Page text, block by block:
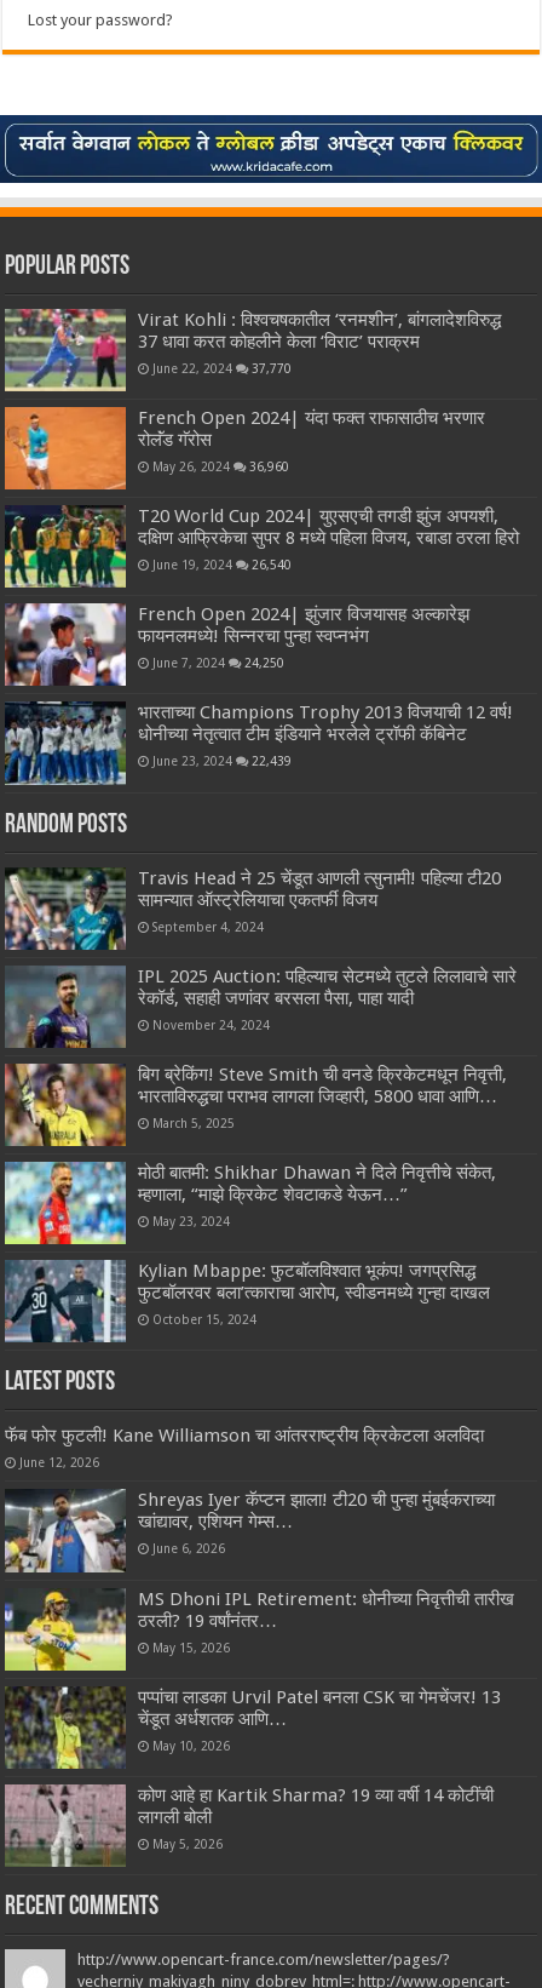
Lost your password?
Popular Posts
Virat Kohli : विश्वचषकातील ‘रनमशीन’, बांगलादेशविरुद्ध
37 धावा करत कोहलीने केला ‘विराट’ पराक्रम
June 22, 2024 37,770
French Open 2024| यंदा फक्त राफासाठीच भरणार
रोलॅंड गॅरोस
May 26, 2024 36,960
T20 World Cup 2024| युएसएची तगडी झुंज अपयशी,
दक्षिण आफ्रिकेचा सुपर 8 मध्ये पहिला विजय, रबाडा ठरला हिरो
June 19, 2024 26,540
French Open 2024| झुंजार विजयासह अल्कारेझ
फायनलमध्ये! सिन्नरचा पुन्हा स्वप्नभंग
June 7, 2024 24,250
भारताच्या Champions Trophy 2013 विजयाची 12 वर्ष!
धोनीच्या नेतृत्वात टीम इंडियाने भरलेले ट्रॉफी कॅबिनेट
June 23, 2024 22,439
Random Posts
Travis Head ने 25 चेंडूत आणली त्सुनामी! पहिल्या टी20
सामन्यात ऑस्ट्रेलियाचा एकतर्फी विजय
September 4, 2024
IPL 2025 Auction: पहिल्याच सेटमध्ये तुटले लिलावाचे सारे
रेकॉर्ड, सहाही जणांवर बरसला पैसा, पाहा यादी
November 24, 2024
बिग ब्रेकिंग! Steve Smith ची वनडे क्रिकेटमधून निवृत्ती,
भारताविरुद्धचा पराभव लागला जिव्हारी, 5800 धावा आणि…
March 5, 2025
मोठी बातमी: Shikhar Dhawan ने दिले निवृत्तीचे संकेत,
म्हणाला, “माझे क्रिकेट शेवटाकडे येऊन…”
May 23, 2024
Kylian Mbappe: फुटबॉलविश्वात भूकंप! जगप्रसिद्ध
फुटबॉलरवर बला’त्काराचा आरोप, स्वीडनमध्ये गुन्हा दाखल
October 15, 2024
Latest Posts
फॅब फोर फुटली! Kane Williamson चा आंतरराष्ट्रीय क्रिकेटला अलविदा
June 12, 2026
Shreyas Iyer कॅप्टन झाला! टी20 ची पुन्हा मुंबईकराच्या
खांद्यावर, एशियन गेम्स…
June 6, 2026
MS Dhoni IPL Retirement: धोनीच्या निवृत्तीची तारीख
ठरली? 19 वर्षांनंतर…
May 15, 2026
पप्पांचा लाडका Urvil Patel बनला CSK चा गेमचेंजर! 13
चेंडूत अर्धशतक आणि…
May 10, 2026
कोण आहे हा Kartik Sharma? 19 व्या वर्षी 14 कोटींची
लागली बोली
May 5, 2026
Recent Comments
http://www.opencart-france.com/newsletter/pages/?
vecherniy_makiyagh_niny_dobrev_html=: http://www.opencart-